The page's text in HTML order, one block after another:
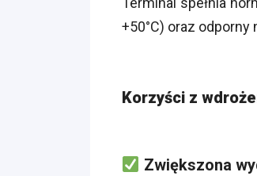
+50°C) oraz
Korzyści z
Zwiększona